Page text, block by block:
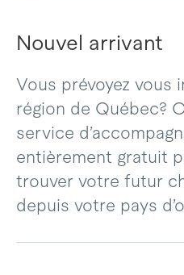
Nouvel arrivant
Vous prévoyez vous
région de Québec?
service
entièrement gratuit
trouver votre futur
depuis votre pays